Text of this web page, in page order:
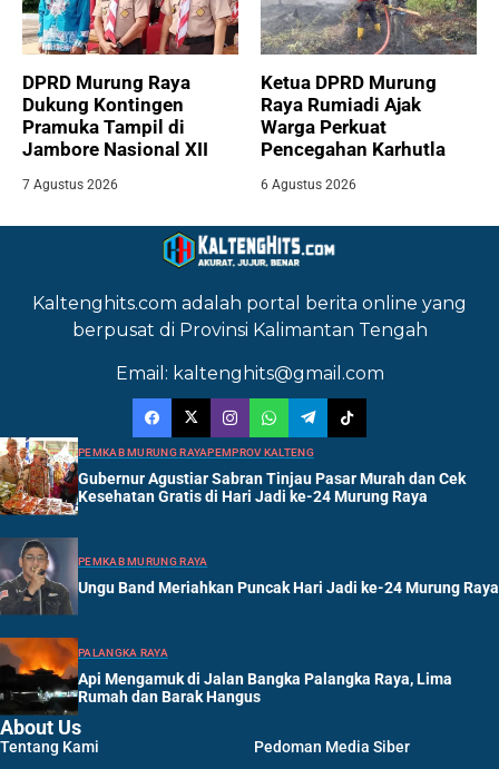
DPRD Murung Raya
Dukung Kontingen
Pramuka Tampil di
Jambore Nasional XII
7 Agustus 2026
Ketua DPRD Murung
Raya Rumiadi Ajak
Warga Perkuat
Pencegahan Karhutla
6 Agustus 2026
Kaltenghits.com adalah portal berita online yang
berpusat di Provinsi Kalimantan Tengah
Email: kaltenghits@gmail.com
PEMKAB MURUNG RAYAPEMPROV KALTENG
Gubernur Agustiar Sabran Tinjau Pasar Murah dan Cek
Kesehatan Gratis di Hari Jadi ke-24 Murung Raya
PEMKAB MURUNG RAYA
Ungu Band Meriahkan Puncak Hari Jadi ke-24 Murung Raya
PALANGKA RAYA
Api Mengamuk di Jalan Bangka Palangka Raya, Lima
Rumah dan Barak Hangus
About Us
Tentang Kami Pedoman Media Siber